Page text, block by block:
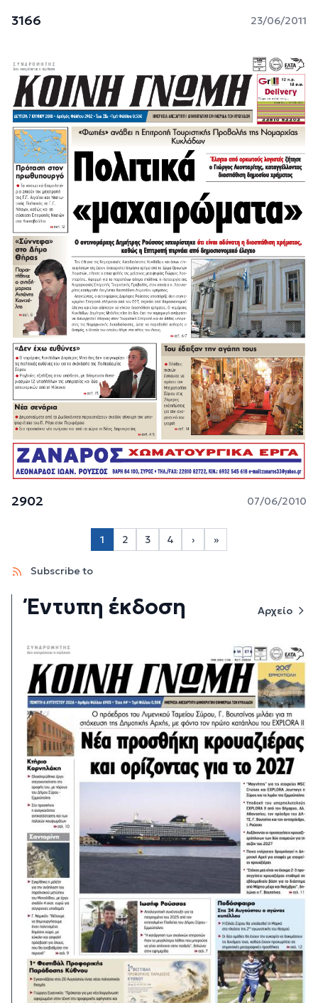
3166 23/06/2011
2902 07/06/2010
Σελιδοποίηση
1 Page 2
2 Page 3
3 Page 4
4
Next page
›
Last page
»
Subscribe to
Έντυπη έκδοση Αρχείο